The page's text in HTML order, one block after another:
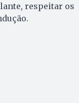
respeitar os